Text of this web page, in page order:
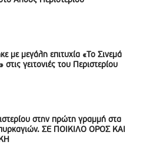
με μεγάλη επιτυχία «Το Σινεμά
στις γειτονιές του Περιστερίου
στην πρώτη γραμμή στα
ΣΕ ΠΟΙΚΙΛΟ ΟΡΟΣ ΚΑΙ